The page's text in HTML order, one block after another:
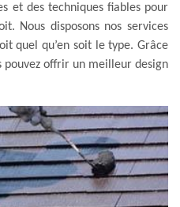
et des techniques fiables pour
Nous disposons nos services
quel qu’en soit le type. Grâce
pouvez offrir un meilleur design